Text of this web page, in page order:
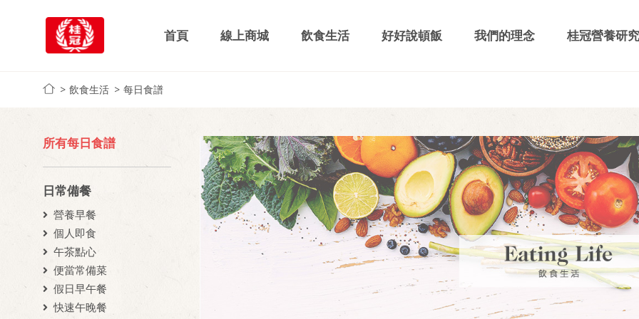
首頁 線上商城 飲食生活 好好說頓飯 我們的理念 桂冠營養研
飲食生活 每日食譜
所有每日食譜
日常備餐
營養早餐
個人即食
午茶點心
便當常備菜
假日早午餐
快速午晚餐